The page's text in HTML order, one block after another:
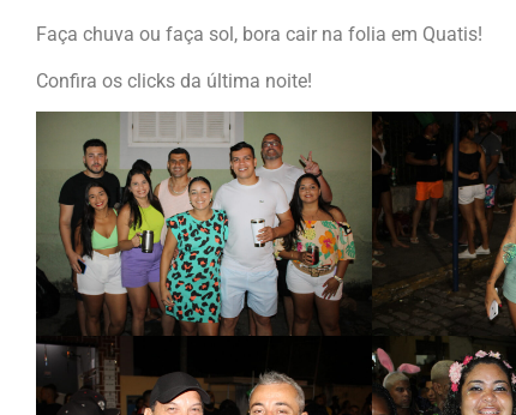
Faça chuva ou faça sol, bora cair na folia em Quatis!
Confira os clicks da última noite!